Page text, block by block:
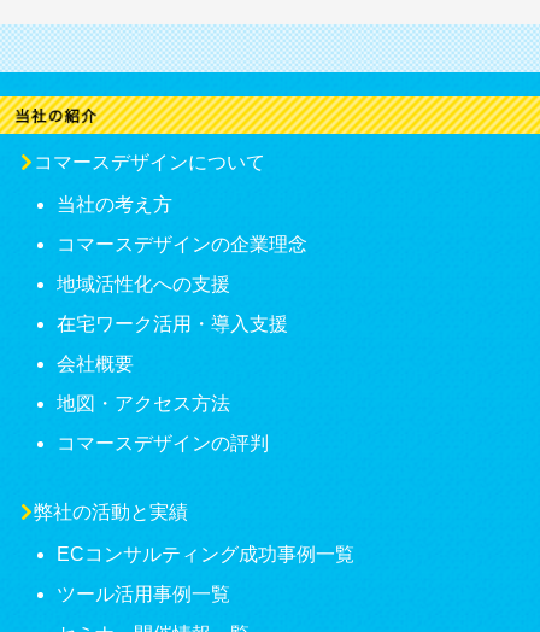
コマースデザインについて
当社の考え方
コマースデザインの企業理念
地域活性化への支援
在宅ワーク活用・導入支援
会社概要
地図・アクセス方法
コマースデザインの評判
弊社の活動と実績
ECコンサルティング成功事例一覧
ツール活用事例一覧